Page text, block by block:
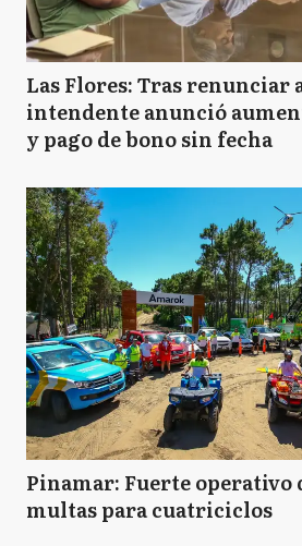
Las Flores: Tras renunciar
intendente anunció
y pago de bono sin fecha
Pinamar: Fuerte operativo
multas para cuatriciclos